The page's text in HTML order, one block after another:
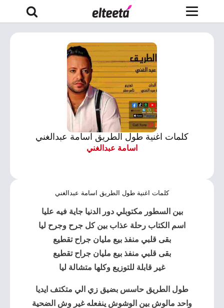
كلمات اغنية طول الطريق اسامة عبدالغني
اسامة عبدالغني
كلمات اغنية طول الطريق اسامة عبدالغني
بين السطور مكتوبلي دور الدنيا جاية فيه عليا
اسم الكتاب رحلة عذاب بين كل جرح وجرح ليا
بقى قلبي منفذ بيع مليان جراح تقطيع
بقى قلبي منفذ بيع مليان جراح تقطيع
غير قابلة للتوزيع وكلها متشالة ليا
طول الطريق حاسس بضيق زي الي متكتف ايديا
واحد مالوش بين الوشوش ينفعله غير وش الضحية